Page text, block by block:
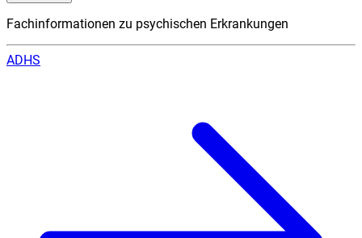
Fachinformationen zu psychischen Erkrankungen
ADHS